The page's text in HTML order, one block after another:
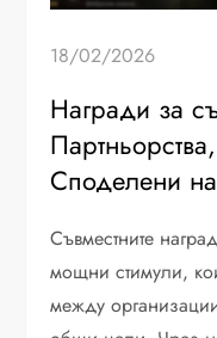
18/02/2026
Награди за
Споделени
Съвместните
мощни стимули,
между